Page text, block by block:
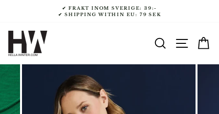
✔ FRAKT INOM SVERIGE: 39:-
✔ SHIPPING WITHIN EU: 79 SEK
SÖK